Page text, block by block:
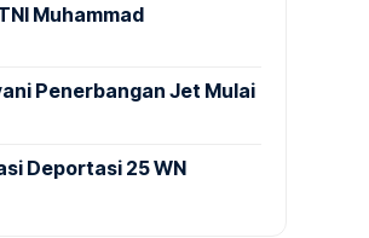
Muhammad
Penerbangan Jet Mulai
Deportasi 25 WN